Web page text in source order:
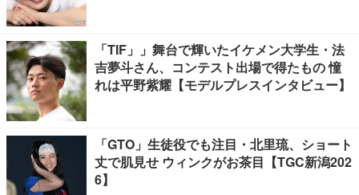
「TIF」」舞台で輝いたイケメン大学生・法
吉夢斗さん、コンテスト出場で得たもの 憧
れは平野紫耀【モデルプレスインタビュー】
「GTO」生徒役でも注目・北里琉、ショート
丈で肌見せ ウィンクがお茶目【TGC新潟202
6】